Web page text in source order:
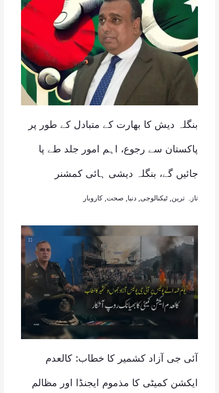
بنگلہ دیش کا بھارت کے متبادل کے طور پر
پاکستان سے رجوع، اہم امور جلد طے پا
جائیں گے، بنگلہ دیشی ہائی کمشنر
تازہ ترین ٹیکنالوجی دنیا صحت کاروبار
آئی جی آزاد کشمیر کا خطاب: کالعدم
ایکشن کمیٹی کا مذموم ایجنڈا اور مظالم